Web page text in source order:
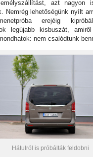
azt nagyon
Nemrég lehetőségünk nyílt
erejéig
legújabb kisbuszát, amiről
nem csalódtunk
Hátulról is próbálták feldobni